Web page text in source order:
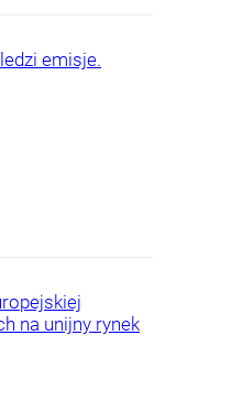
emisje.
na unijny rynek